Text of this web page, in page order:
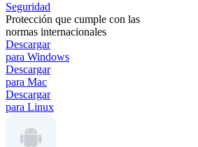
Seguridad
Protección que cumple con las
normas internacionales
Descargar
para Windows
Descargar
para Mac
Descargar
para Linux